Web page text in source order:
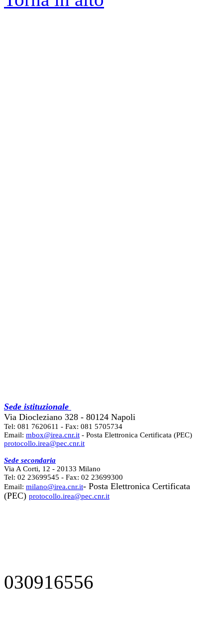
Sede istituzionale
Via Diocleziano 328 - 80124 Napoli
Tel: 081 7620611 - Fax: 081 5705734
Email: mbox@irea.cnr.it - Posta Elettronica Certificata (PEC)
protocollo.irea@pec.cnr.it
Sede secondaria
Via A Corti, 12 - 20133 Milano
Tel: 02 23699545 - Fax: 02 23699300
Email: milano@irea.cnr.it- Posta Elettronica Certificata
(PEC) protocollo.irea@pec.cnr.it
030916556